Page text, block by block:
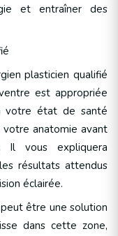
et entraîner des
plasticien qualifié
est appropriée
votre état de santé
anatomie avant
Il vous expliquera
résultats attendus
éclairée.
être une solution
dans cette zone,